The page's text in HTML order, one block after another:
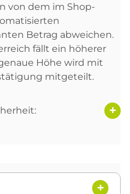
von dem im Shop-
Betrag abweichen.
fällt ein höherer
Höhe wird mit
mitgeteilt.